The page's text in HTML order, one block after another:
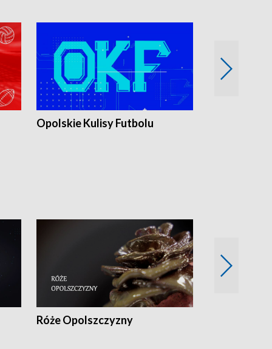
Opolskie Kulisy Futbolu
Róże Opolszczyzny